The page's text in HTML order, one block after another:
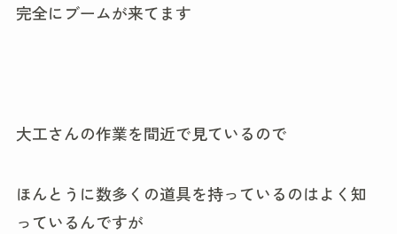
完全にブームが来てます
大工さんの作業を間近で見ているので
ほんとうに数多くの道具を持っているのはよく知
っているんですが